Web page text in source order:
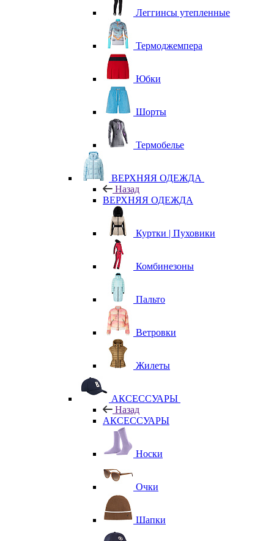
Леггинсы утепленные
Термоджемпера
Юбки
Шорты
Термобелье
ВЕРХНЯЯ ОДЕЖДА
Назад
ВЕРХНЯЯ ОДЕЖДА
Куртки | Пуховики
Комбинезоны
Пальто
Ветровки
Жилеты
АКСЕССУАРЫ
Назад
АКСЕССУАРЫ
Носки
Очки
Шапки